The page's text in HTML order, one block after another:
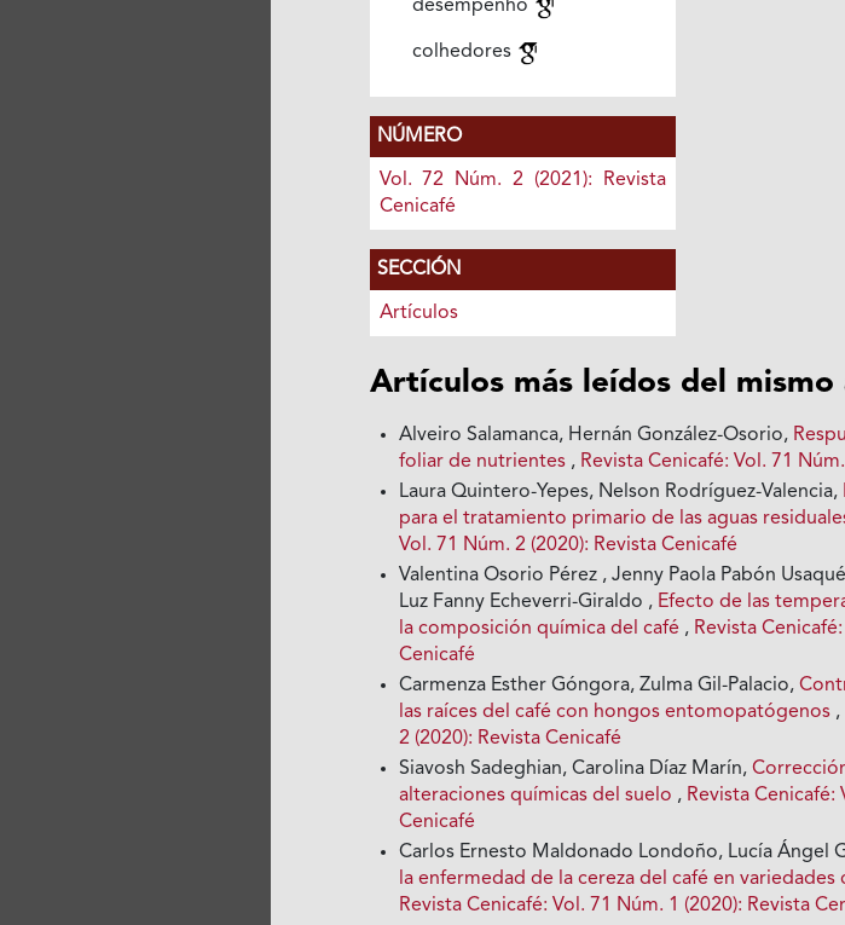
desempenho
colhedores
NÚMERO
Vol. 72 Núm. 2 (2021): Revista
Cenicafé
SECCIÓN
Artículos
Artículos más leídos del
Alveiro Salamanca, Hernán González-Osorio,
foliar de nutrientes , Revista Cenicafé: Vol. 71
Laura Quintero-Yepes, Nelson Rodríguez-Valencia,
para el tratamiento primario de las aguas
Vol. 71 Núm. 2 (2020): Revista Cenicafé
Valentina Osorio Pérez , Jenny Paola Pabón
Luz Fanny Echeverri-Giraldo , Efecto de las
la composición química del café , Revista
Cenicafé
Carmenza Esther Góngora, Zulma Gil-Palacio,
las raíces del café con hongos entomopatógenos ,
2 (2020): Revista Cenicafé
Siavosh Sadeghian, Carolina Díaz Marín,
alteraciones químicas del suelo , Revista Cenicafé:
Cenicafé
Carlos Ernesto Maldonado Londoño, Lucía Ángel
la enfermedad de la cereza del café en
Revista Cenicafé: Vol. 71 Núm. 1 (2020): Revista